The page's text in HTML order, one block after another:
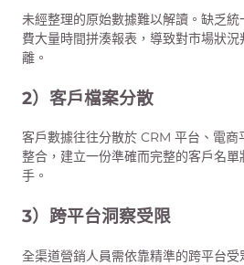
未經整理的原始數據難以解讀。缺乏
費大量時間拼湊報表，導致對市場狀
離。
2） 客戶檔案分散
客戶數據往往分散於 CRM 平台、電
整合，建立一份準確而完整的客戶名
手。
3） 跨平台洞察受限
全渠道營銷人員需依靠精準的跨平台